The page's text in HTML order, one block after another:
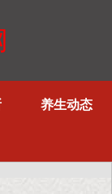
养生动态